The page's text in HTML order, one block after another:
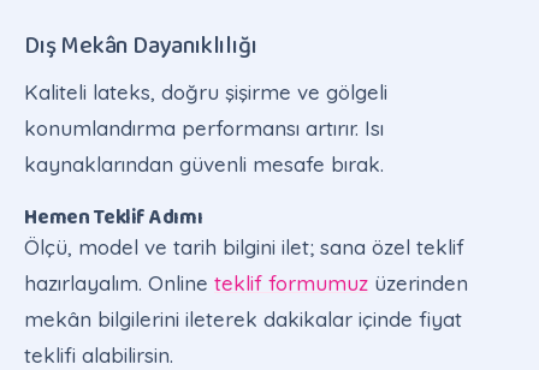
Dış Mekân Dayanıklılığı
Kaliteli lateks, doğru şişirme ve gölgeli
konumlandırma performansı artırır. Isı
kaynaklarından güvenli mesafe bırak.
Hemen Teklif Adımı
Ölçü, model ve tarih bilgini ilet; sana özel teklif
hazırlayalım. Online teklif formumuz üzerinden
mekân bilgilerini ileterek dakikalar içinde fiyat
teklifi alabilirsin.